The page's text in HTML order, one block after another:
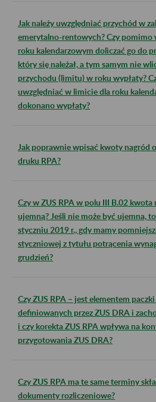
Jak należy uwzględniać przychód w
emerytalno-rentowych? Czy pomimo
roku kalendarzowym doliczać go do
który się należał, a tym samym nie
przychodu (limitu) w roku wypłaty?
uwzględniać w limicie dla roku
dokonano wypłaty?
Jak poprawnie wpisać kwoty nagród
druku RPA?
Czy w ZUS RPA w polu III B.02
ujemną? Jeśli nie może być ujemna,
styczniu 2019 r., gdy mamy
styczniowej z tytułu potrącenia
grudzień?
Czy ZUS RPA – jest elementem
definiowanych przez ZUS DRA i
i czy korekta ZUS RPA wpływa na
przygotowania ZUS DRA?
Czy ZUS RPA ma te same terminy
dokumenty rozliczeniowe?